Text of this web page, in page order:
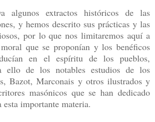
algunos extractos históricos de las
y hemos descrito sus prácticas y las
por lo que nos limitaremos aquí a
que se proponían y los benéficos
en el espíritu de los pueblos,
ello de los notables estudios de los
Bazot, Marconais y otros ilustrados y
masónicos que se han dedicado
esta importante materia.